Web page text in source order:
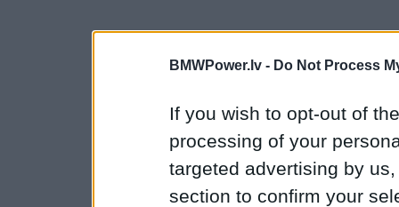
BMWPower.lv - Do Not Process
If you wish to opt-out of
processing of your
targeted advertising by
section to confirm your